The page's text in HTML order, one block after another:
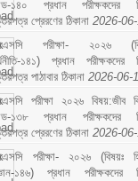
১৪০ প্রধান পরীক্ষকদের
প্রেরণের ঠিকানা 2026-
পরীক্ষা- ২০২৬
১৪১) প্রধান পরীক্ষকদের
পাঠাবার ঠিকানা 2026-06-
পরীক্ষা ২০২৬ বিষয়:জীব
১৩৮ প্রধান পরীক্ষকদের
প্রেরণের ঠিকানা 2026-
পরীক্ষা- ২০২৬ (বিষয়ঃ
১৪৬) প্রধান পরীক্ষকদের